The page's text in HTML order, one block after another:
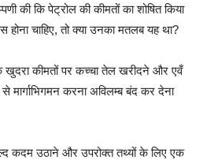
की कि पेट्रोल की कीमतों का शोषित किया
चाहिए, तो क्या उनका मतलब यह था?
कीमतों पर कच्चा तेल खरीदने और एवँ
मार्गाभिगमन करना अविलम्ब बंद कर देना
कदम उठाने और उपरोक्त तथ्यों के लिए एक